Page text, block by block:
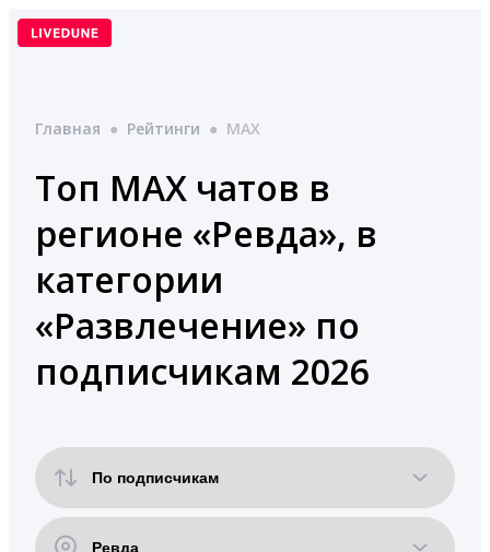
Перейти
Главная ● Рейтинги ● MAX
Топ MAX чатов в
регионе «Ревда», в
категории
«Развлечение» по
подписчикам 2026